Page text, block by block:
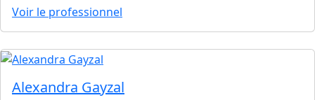
Voir le professionnel
Alexandra Gayzal